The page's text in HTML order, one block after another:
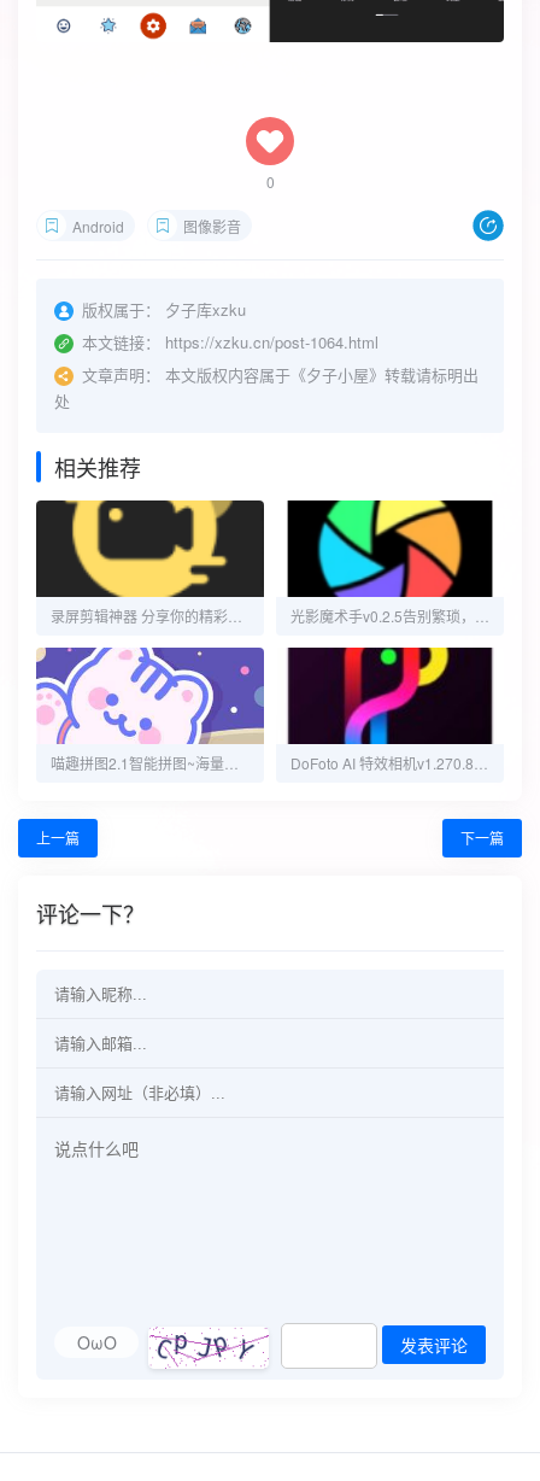
0
Android 图像影音
版权属于：
夕子库xzku
本文链接：
https://xzku.cn/post-1064.html
文章声明：
本文版权内容属于《夕子小屋》转载请标明出
处
相关推荐
上一篇 下一篇
评论一下？
OωO 发表评论